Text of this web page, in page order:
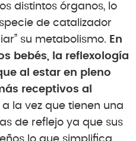
distintos órganos, lo
de catalizador
su metabolismo. En
bebés, la reflexología
al estar en pleno
receptivos al
a la vez que tienen una
de reflejo ya que sus